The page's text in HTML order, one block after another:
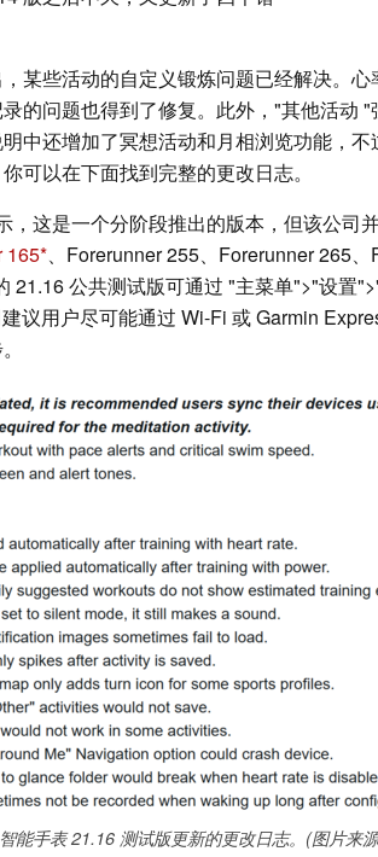
某些活动的自定义锻炼问题已经解决。心
的问题也得到了修复。此外，"其他活动
中还增加了冥想活动和月相浏览功能，
可以在下面找到完整的更改日志。
，这是一个分阶段推出的版本，但该公司
165 、Forerunner 255、Forerunner 265
21.16 公共测试版可通过 "主菜单">"设置
议用户尽可能通过 Wi-Fi 或 Garmin
能手表 21.16 测试版更新的更改日志。(图片来